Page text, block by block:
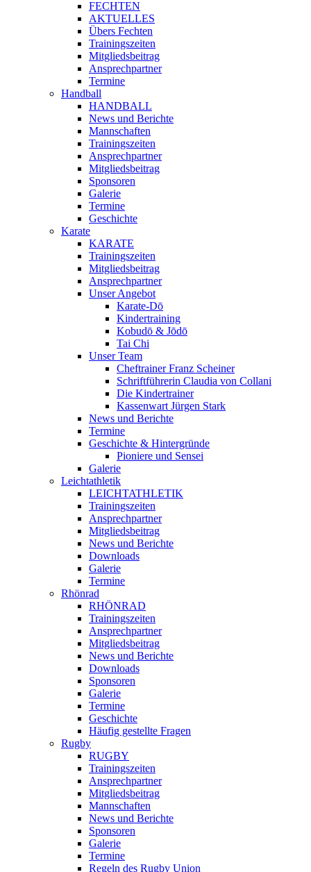
FECHTEN
AKTUELLES
Übers Fechten
Trainingszeiten
Mitgliedsbeitrag
Ansprechpartner
Termine
Handball
HANDBALL
News und Berichte
Mannschaften
Trainingszeiten
Ansprechpartner
Mitgliedsbeitrag
Sponsoren
Galerie
Termine
Geschichte
Karate
KARATE
Trainingszeiten
Mitgliedsbeitrag
Ansprechpartner
Unser Angebot
Karate-Dō
Kindertraining
Kobudō & Jōdō
Tai Chi
Unser Team
Cheftrainer Franz Scheiner
Schriftführerin Claudia von Collani
Die Kindertrainer
Kassenwart Jürgen Stark
News und Berichte
Termine
Geschichte & Hintergründe
Pioniere und Sensei
Galerie
Leichtathletik
LEICHTATHLETIK
Trainingszeiten
Ansprechpartner
Mitgliedsbeitrag
News und Berichte
Downloads
Galerie
Termine
Rhönrad
RHÖNRAD
Trainingszeiten
Ansprechpartner
Mitgliedsbeitrag
News und Berichte
Downloads
Sponsoren
Galerie
Termine
Geschichte
Häufig gestellte Fragen
Rugby
RUGBY
Trainingszeiten
Ansprechpartner
Mitgliedsbeitrag
Mannschaften
News und Berichte
Sponsoren
Galerie
Termine
Regeln des Rugby Union